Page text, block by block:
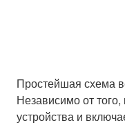
Простейшая схема
Независимо от
устройства и